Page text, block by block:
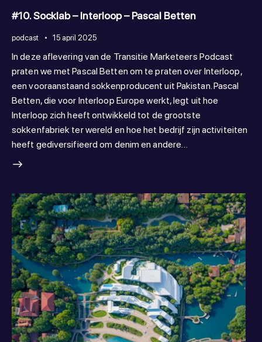
#10. Socklab – Interloop – Pascal Betten
podcast 15 april 2025
In deze aflevering van de Transitie Marketeers Podcast
praten we met Pascal Betten om te praten over Interloop,
een vooraanstaand sokkenproducent uit Pakistan. Pascal
Betten, die voor Interloop Europe werkt, legt uit hoe
Interloop zich heeft ontwikkeld tot de grootste
sokkenfabriek ter wereld en hoe het bedrijf zijn activiteiten
heeft gediversifieerd om denim en andere…